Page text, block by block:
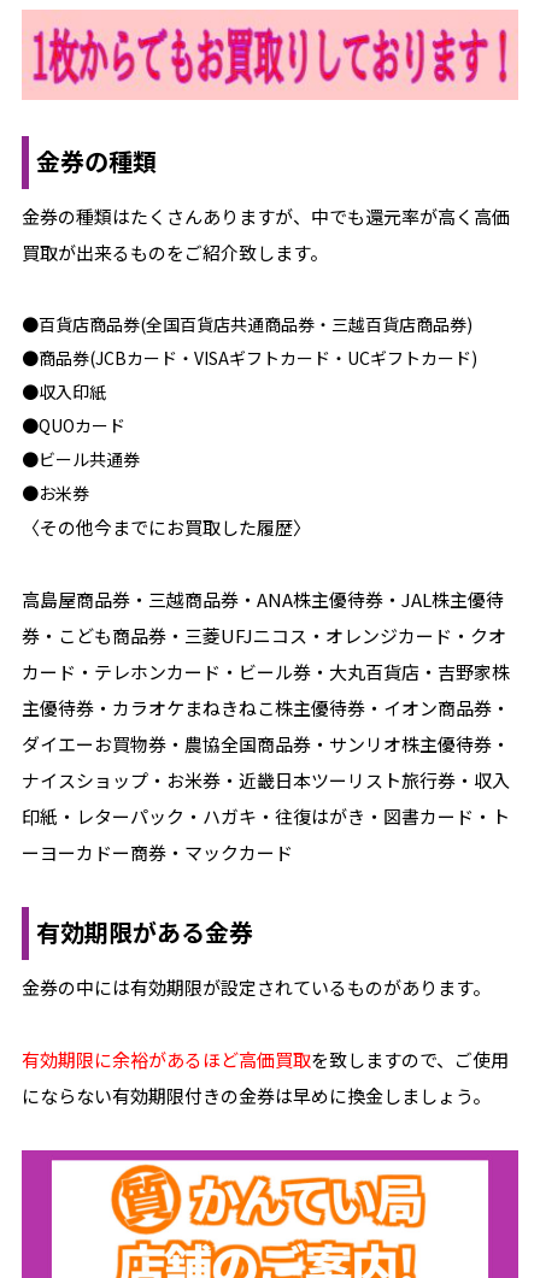
金券の種類
金券の種類はたくさんありますが、中でも還元率が高く高価
買取が出来るものをご紹介致します。
●百貨店商品券(全国百貨店共通商品券・三越百貨店商品券)
●商品券(JCBカード・VISAギフトカード・UCギフトカード)
●収入印紙
●QUOカード
●ビール共通券
●お米券
〈その他今までにお買取した履歴〉
高島屋商品券・三越商品券・ANA株主優待券・JAL株主優待
券・こども商品券・三菱UFJニコス・オレンジカード・クオ
カード・テレホンカード・ビール券・大丸百貨店・吉野家株
主優待券・カラオケまねきねこ株主優待券・イオン商品券・
ダイエーお買物券・農協全国商品券・サンリオ株主優待券・
ナイスショップ・お米券・近畿日本ツーリスト旅行券・収入
印紙・レターパック・ハガキ・往復はがき・図書カード・ト
ーヨーカドー商券・マックカード
有効期限がある金券
金券の中には有効期限が設定されているものがあります。
有効期限に余裕があるほど高価買取を致しますので、ご使用
にならない有効期限付きの金券は早めに換金しましょう。